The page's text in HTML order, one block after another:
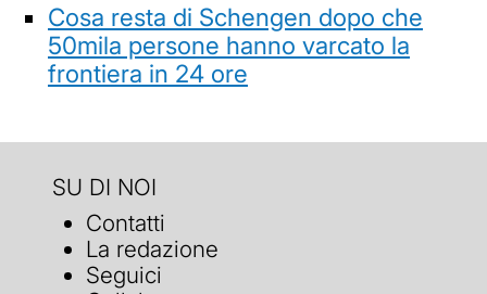
Cosa resta di Schengen dopo che
50mila persone hanno varcato la
frontiera in 24 ore
SU DI NOI
Contatti
La redazione
Seguici